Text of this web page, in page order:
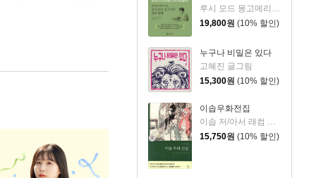
루시 모드 몽고메리 저/이루리 편역
19,800원 (10% 할인)
누구나 비밀은 있다
고혜진 글그림
15,300원 (10% 할인)
이솝우화전집
이솝 저/아서 래컴 외 그림/박문재 역
15,750원 (10% 할인)